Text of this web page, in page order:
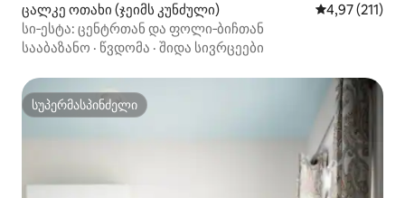
ცალკე ოთახი (ჯეიმს კუნძული) საშუალო
4,97 (211)
სი‑ესტა: ცენტრთან და ფოლი‑ბიჩთან
სააბაზანო · წვდომა · შიდა სივრცეები
სუპერმასპინძელი
სუპერმასპინძელი